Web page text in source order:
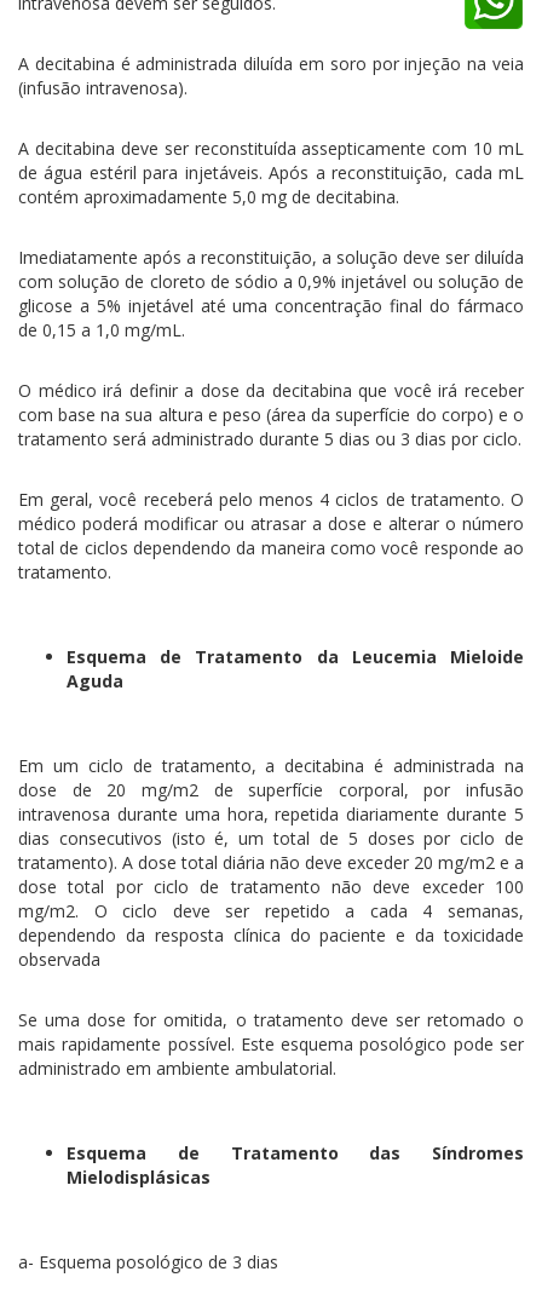
A decitabina é administrada diluída em soro por injeção na veia
(infusão intravenosa).
A decitabina deve ser reconstituída assepticamente com 10 mL
de água estéril para injetáveis. Após a reconstituição, cada mL
contém aproximadamente 5,0 mg de decitabina.
Imediatamente após a reconstituição, a solução deve ser diluída
com solução de cloreto de sódio a 0,9% injetável ou solução de
glicose a 5% injetável até uma concentração final do fármaco
de 0,15 a 1,0 mg/mL.
O médico irá definir a dose da decitabina que você irá receber
com base na sua altura e peso (área da superfície do corpo) e o
tratamento será administrado durante 5 dias ou 3 dias por ciclo.
Em geral, você receberá pelo menos 4 ciclos de tratamento. O
médico poderá modificar ou atrasar a dose e alterar o número
total de ciclos dependendo da maneira como você responde ao
tratamento.
Esquema de Tratamento da Leucemia Mieloide
Aguda
Em um ciclo de tratamento, a decitabina é administrada na
dose de 20 mg/m2 de superfície corporal, por infusão
intravenosa durante uma hora, repetida diariamente durante 5
dias consecutivos (isto é, um total de 5 doses por ciclo de
tratamento). A dose total diária não deve exceder 20 mg/m2 e a
dose total por ciclo de tratamento não deve exceder 100
mg/m2. O ciclo deve ser repetido a cada 4 semanas,
dependendo da resposta clínica do paciente e da toxicidade
observada
Se uma dose for omitida, o tratamento deve ser retomado o
mais rapidamente possível. Este esquema posológico pode ser
administrado em ambiente ambulatorial.
Esquema de Tratamento das Síndromes
Mielodisplásicas
a- Esquema posológico de 3 dias